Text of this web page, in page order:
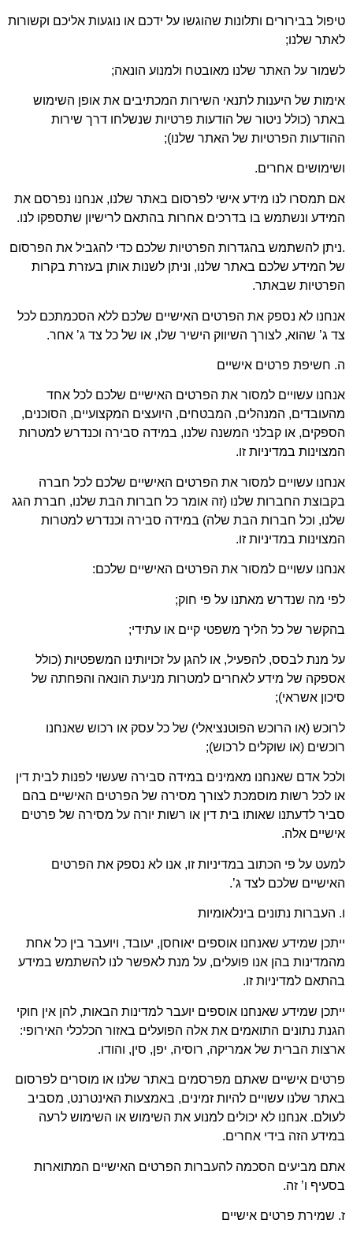
בבירורים ותלונות שהוגשו על ידכם או נוגעות אליכם וקשורות
שלנו;
על האתר שלנו מאובטח ולמנוע הונאה;
של היענות לתנאי השירות המכתיבים את אופן השימוש
(כולל ניטור של הודעות פרטיות שנשלחו דרך שירות
הפרטיות של האתר שלנו);
אחרים.
תמסרו לנו מידע אישי לפרסום באתר שלנו, אנחנו נפרסם את
ונשתמש בו בדרכים אחרות בהתאם לרישיון שתספקו לנו.
להשתמש בהגדרות הפרטיות שלכם כדי להגביל את הפרסום
המידע שלכם באתר שלנו, וניתן לשנות אותן בעזרת בקרות
שבאתר.
לא נספק את הפרטים האישיים שלכם ללא הסכמתכם לכל
ג’ שהוא, לצורך השיווק הישיר שלו, או של כל צד ג’ אחר.
חשיפת פרטים אישיים
עשויים למסור את הפרטים האישיים שלכם לכל אחד
המנהלים, המבטחים, היועצים המקצועיים, הסוכנים,
או קבלני המשנה שלנו, במידה סבירה וכנדרש למטרות
במדיניות זו.
עשויים למסור את הפרטים האישיים שלכם לכל חברה
החברות שלנו (זה אומר כל חברות הבת שלנו, חברת הגג
וכל חברות הבת שלה) במידה סבירה וכנדרש למטרות
במדיניות זו.
עשויים למסור את הפרטים האישיים שלכם:
מה שנדרש מאתנו על פי חוק;
של כל הליך משפטי קיים או עתידי;
מנת לבסס, להפעיל, או להגן על זכויותינו המשפטיות (כולל
של מידע לאחרים למטרות מניעת הונאה והפחתה של
אשראי);
(או הרוכש הפוטנציאלי) של כל עסק או רכוש שאנחנו
(או שוקלים לרכוש);
אדם שאנחנו מאמינים במידה סבירה שעשוי לפנות לבית דין
לכל רשות מוסמכת לצורך מסירה של הפרטים האישיים בהם
לדעתנו שאותו בית דין או רשות יורה על מסירה של פרטים
אלה.
על פי הכתוב במדיניות זו, אנו לא נספק את הפרטים
שלכם לצד ג’.
העברות נתונים בינלאומיות
שמידע שאנחנו אוספים יאוחסן, יעובד, ויועבר בין כל אחת
בהן אנו פועלים, על מנת לאפשר לנו להשתמש במידע
למדיניות זו.
שמידע שאנחנו אוספים יועבר למדינות הבאות, להן אין חוקי
נתונים התואמים את אלה הפועלים באזור הכלכלי האירופי:
הברית של אמריקה, רוסיה, יפן, סין, והודו.
אישיים שאתם מפרסמים באתר שלנו או מוסרים לפרסום
שלנו עשויים להיות זמינים, באמצעות האינטרנט, מסביב
אנחנו לא יכולים למנוע את השימוש או השימוש לרעה
הזה בידי אחרים.
מביעים הסכמה להעברות הפרטים האישיים המתוארות
ו’ זה.
שמירת פרטים אישיים